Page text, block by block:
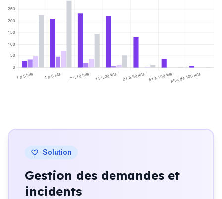
1 à 3 lots 4 à 6 lots 7 à 10 lots 11 à 20 lots 21 à 50 lots 51 à 100 lotsPlus de 100 lots
0
50
100
150
200
250
Solution
Gestion des demandes et
incidents